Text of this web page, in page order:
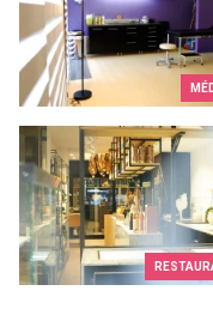
L'Atelier Gourmand